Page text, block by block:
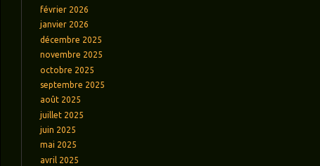
février 2026
janvier 2026
décembre 2025
novembre 2025
octobre 2025
septembre 2025
août 2025
juillet 2025
juin 2025
mai 2025
avril 2025